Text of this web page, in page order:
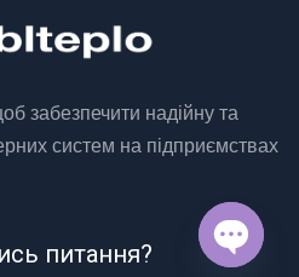
забезпечити надійну та
систем на підприємствах
питання?